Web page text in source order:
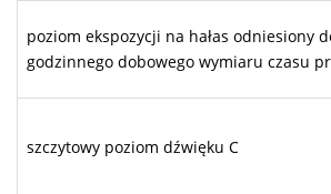
poziom ekspozycji na hałas odniesiony
godzinnego dobowego wymiaru czasu
szczytowy poziom dźwięku C